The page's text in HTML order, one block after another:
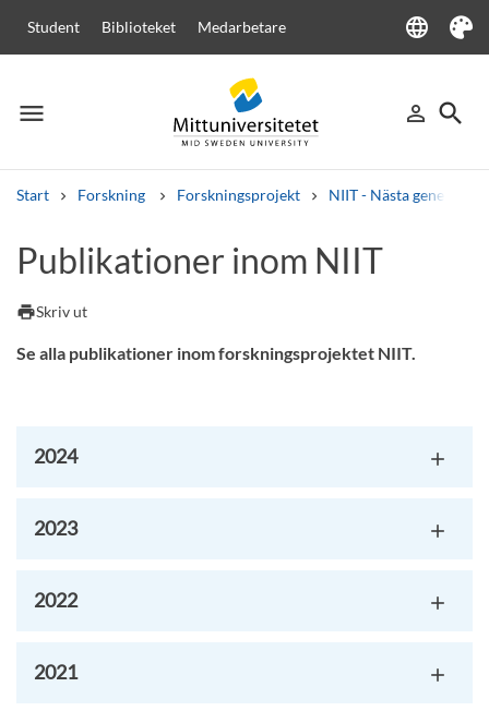
Student Biblioteket Medarbetare language
Language
Tema
menu
Meny person_outline
Logga in
search
Sök
Start Forskning Forskningsprojekt NIIT - Nästa
Andra söktjänster
Kurser och program
Publikationer inom NIIT
printSkriv ut
Se alla publikationer inom forskningsprojektet NIIT.
2024
2023
2022
2021